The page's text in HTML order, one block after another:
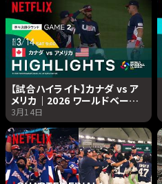
【試合ハイライト】カナダ vs ア
メリカ｜2026 ワールドベース
ボールクラシック | Netflix
Japan
3月14日